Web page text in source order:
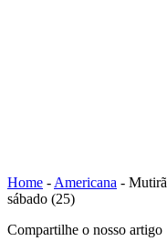
Home - Americana -
sábado (25)
Compartilhe o nosso artigo